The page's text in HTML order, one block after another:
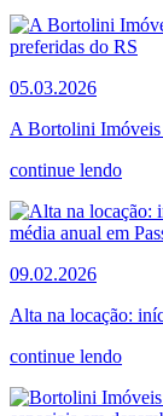
05.03.2026
A Bortolini Imóveis
continue lendo
09.02.2026
Alta na locação:
continue lendo